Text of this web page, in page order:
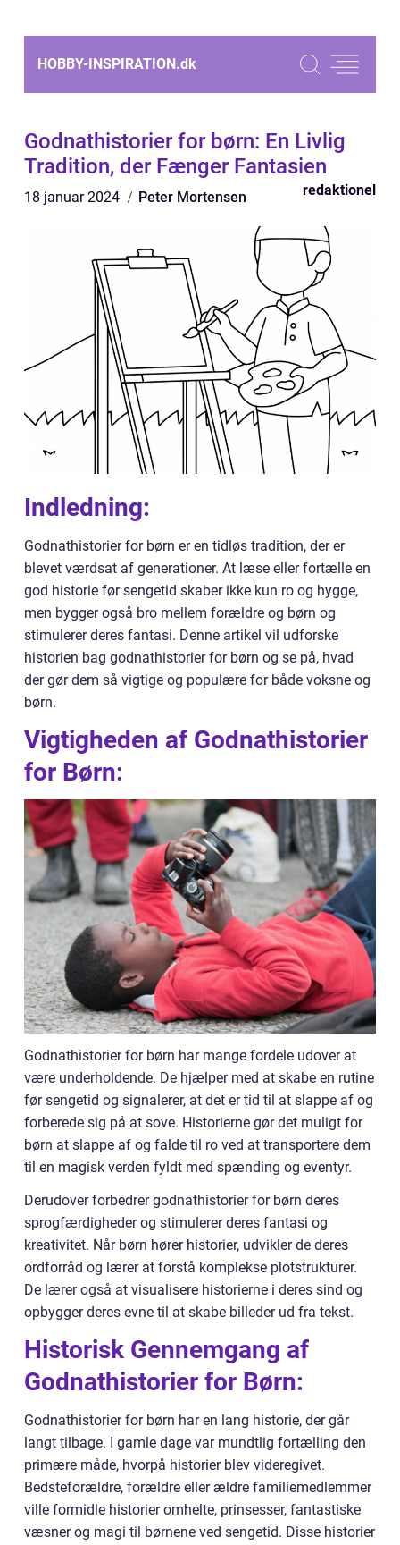
HOBBY-INSPIRATION.dk
Godnathistorier for børn: En Livlig
Tradition, der Fænger Fantasien
18 januar 2024 Peter Mortensen redaktionel
Indledning:
Godnathistorier for børn er en tidløs tradition, der er
blevet værdsat af generationer. At læse eller fortælle en
god historie før sengetid skaber ikke kun ro og hygge,
men bygger også bro mellem forældre og børn og
stimulerer deres fantasi. Denne artikel vil udforske
historien bag godnathistorier for børn og se på, hvad
der gør dem så vigtige og populære for både voksne og
børn.
Vigtigheden af Godnathistorier
for Børn:
Godnathistorier for børn har mange fordele udover at
være underholdende. De hjælper med at skabe en rutine
før sengetid og signalerer, at det er tid til at slappe af og
forberede sig på at sove. Historierne gør det muligt for
børn at slappe af og falde til ro ved at transportere dem
til en magisk verden fyldt med spænding og eventyr.
Derudover forbedrer godnathistorier for børn deres
sprogfærdigheder og stimulerer deres fantasi og
kreativitet. Når børn hører historier, udvikler de deres
ordforråd og lærer at forstå komplekse plotstrukturer.
De lærer også at visualisere historierne i deres sind og
opbygger deres evne til at skabe billeder ud fra tekst.
Historisk Gennemgang af
Godnathistorier for Børn:
Godnathistorier for børn har en lang historie, der går
langt tilbage. I gamle dage var mundtlig fortælling den
primære måde, hvorpå historier blev videregivet.
Bedsteforældre, forældre eller ældre familiemedlemmer
ville formidle historier omhelte, prinsesser, fantastiske
væsner og magi til børnene ved sengetid. Disse historier